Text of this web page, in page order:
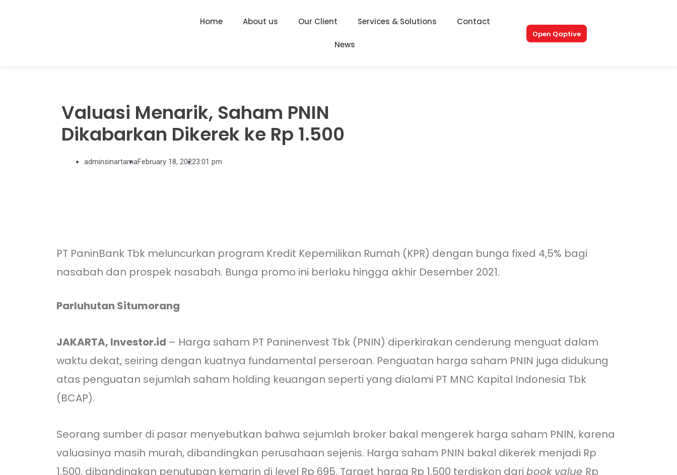
Home About us Our Client Services & Solutions Contact
News
Open Qaptive
Valuasi Menarik, Saham PNIN
Dikabarkan Dikerek ke Rp 1.500
adminsinartamaFebruary 18, 20223:01 pm
PT PaninBank Tbk meluncurkan program Kredit Kepemilikan Rumah (KPR) dengan bunga fixed 4,5% bagi
nasabah dan prospek nasabah. Bunga promo ini berlaku hingga akhir Desember 2021.
Parluhutan Situmorang
JAKARTA, Investor.id – Harga saham PT Paninenvest Tbk (PNIN) diperkirakan cenderung menguat dalam
waktu dekat, seiring dengan kuatnya fundamental perseroan. Penguatan harga saham PNIN juga didukung
atas penguatan sejumlah saham holding keuangan seperti yang dialami PT MNC Kapital Indonesia Tbk
(BCAP).
Seorang sumber di pasar menyebutkan bahwa sejumlah broker bakal mengerek harga saham PNIN, karena
valuasinya masih murah, dibandingkan perusahaan sejenis. Harga saham PNIN bakal dikerek menjadi Rp
1.500, dibandingkan penutupan kemarin di level Rp 695. Target harga Rp 1.500 terdiskon dari book value Rp